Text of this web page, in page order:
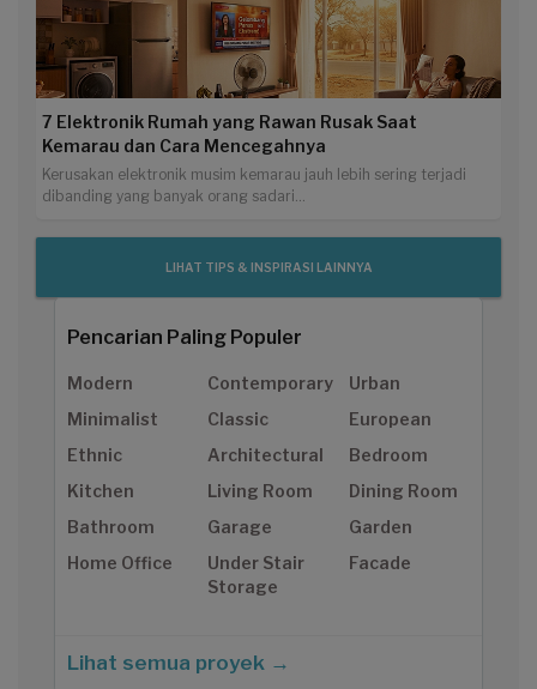
7 Elektronik Rumah yang Rawan Rusak Saat
Kemarau dan Cara Mencegahnya
Kerusakan elektronik musim kemarau jauh lebih sering terjadi
dibanding yang banyak orang sadari...
LIHAT TIPS & INSPIRASI LAINNYA
Pencarian Paling Populer
Modern Contemporary
Urban
Minimalist
Classic
European
Ethnic
Architectural
Bedroom
Kitchen
Living Room
Dining Room
Bathroom
Garage
Garden
Home Office
Under Stair
Storage
Facade
Lihat semua proyek →